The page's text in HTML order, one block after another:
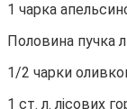
1 чарка
Половина пучка
1/2 чарки
1 ст. л. лісових